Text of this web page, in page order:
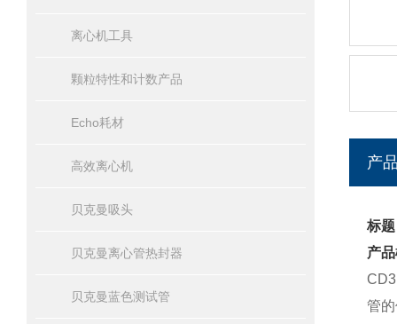
离心机工具
颗粒特性和计数产品
Echo耗材
高效离心机
贝克曼吸头
贝克曼离心管热封器
贝克曼蓝色测试管
产
标
产
管